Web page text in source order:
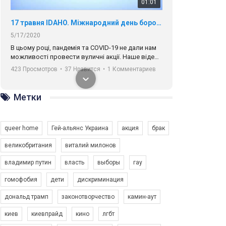
01:01
17 травня IDAHO. Міжнародний день боротьби з гомофобією трансфобією і біфобія.
5/17/2020
В цьому році, пандемія та COVІD-19 не дали нам
можливості провести вуличні акції. Наше відео-
звернення про те, що навіть коли ми у різних
містах та не можемо зустрінеться, ми разом. Ми
закликаємо всіх хто поділяє цінності рівності та
солідарності, приєднатися до нас. Регіональні
підрозділи ГАУ є в 16 областях України.
423 Просмотров • 37 Нравится • 1 Комментариев
Зупинимо насильство проти ЛГБТ в Україні! Stop violence against LGBT in Ukraine!
Емоційний та вражаючий промо-ролік на
Метки
queer home Гей-альянс Украина акция брак
великобритания виталий милонов
владимир путин власть выборы гау
гомофобия дети дискриминация
дональд трамп законотворчество камин-аут
киев киевпрайд кино лгбт